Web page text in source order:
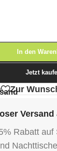
In den
Jetzt
Zur
Versand
Rabatt auf